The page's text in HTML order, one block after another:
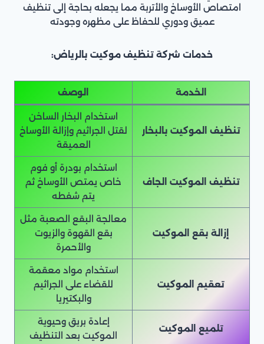
امتصاص الأوساخ والأتربة مما يجعله بحاجة إلى تنظيف
عميق ودوري للحفاظ على مظهره وجودته
خدمات شركة تنظيف موكيت بالرياض:
الخدمة الوصف
تنظيف الموكيت بالبخار
استخدام البخار الساخن
لقتل الجراثيم وإزالة الأوساخ
العميقة
تنظيف الموكيت الجاف
استخدام بودرة أو فوم
خاص يمتص الأوساخ ثم
يتم شفطه
إزالة بقع الموكيت
معالجة البقع الصعبة مثل
بقع القهوة والزيوت
والأحمرة
تعقيم الموكيت
استخدام مواد معقمة
للقضاء على الجراثيم
والبكتيريا
تلميع الموكيت
إعادة بريق وحيوية
الموكيت بعد التنظيف